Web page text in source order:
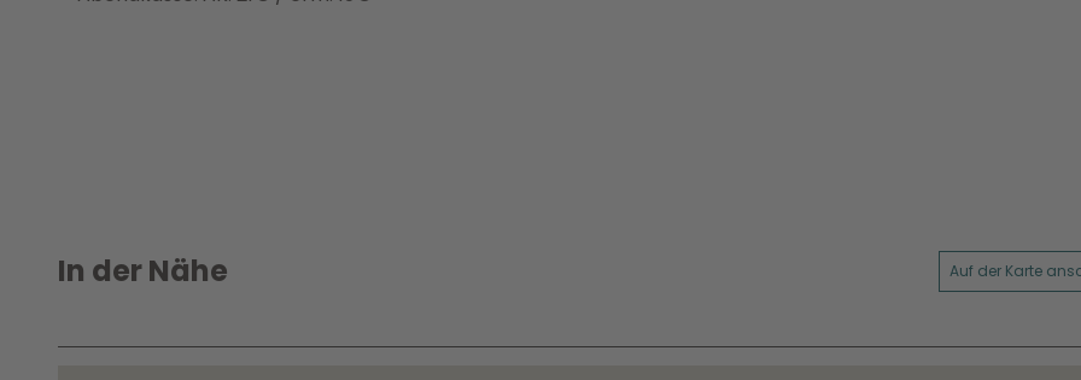
In der Nähe Auf der Karte